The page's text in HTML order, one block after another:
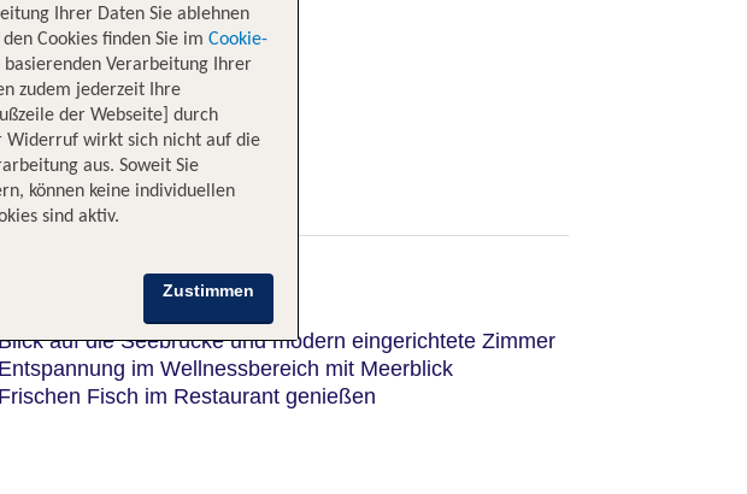
Bewertungen
auf die Seebrücke und modern eingerichtete Zimmer
Entspannung im Wellnessbereich mit Meerblick
Frischen Fisch im Restaurant genießen
Ihrer Daten Sie ablehnen
Cookies finden Sie im Cookie-
Verarbeitung Ihrer
zudem jederzeit Ihre
der Webseite] durch
Widerruf wirkt sich nicht auf die
aus. Soweit Sie
können keine individuellen
sind aktiv.
Zustimmen